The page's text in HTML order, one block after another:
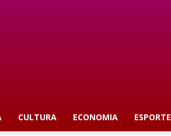
CULTURA ECONOMIA ESPORTE